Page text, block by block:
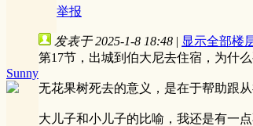
举报
Sunny
发表于 2025-1-8 18:48 | 显示全部楼
第17节，出城到伯大尼去住宿，为什
无花果树死去的意义，是在于帮助跟
大儿子和小儿子的比喻，我还是有一